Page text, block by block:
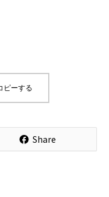
ピーする
 Share